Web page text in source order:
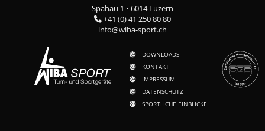
Spahau 1 • 6014 Luzern
+41 (0) 41 250 80 80
info@wiba-sport.ch
DOWNLOADS
KONTAKT
IMPRESSUM
DATENSCHUTZ
SPORTLICHE EINBLICKE